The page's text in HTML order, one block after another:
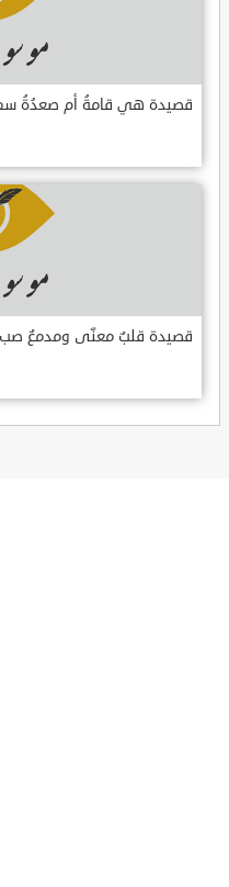
قصيدة هي قامةُ أم صعدُةُ
قصيدة قلبٌ معنّى ومدمعٌ صب